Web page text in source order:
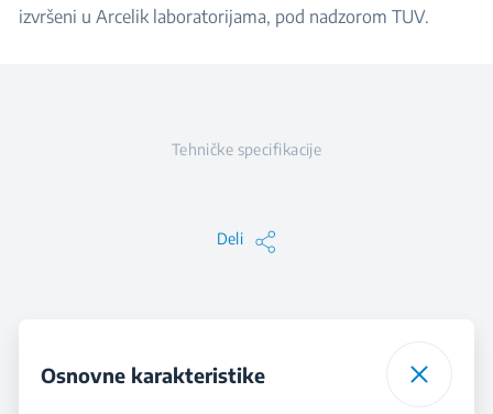
izvršeni u Arcelik laboratorijama, pod nadzorom TUV.
Tehničke specifikacije
Deli
Osnovne karakteristike